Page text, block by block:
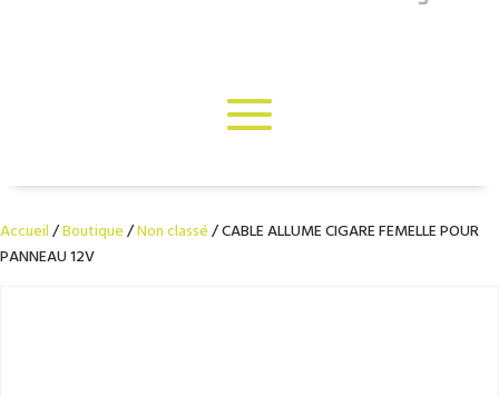
Accueil/Boutique/Non classé/ CABLE ALLUME CIGARE FEMELLE POUR
PANNEAU 12V